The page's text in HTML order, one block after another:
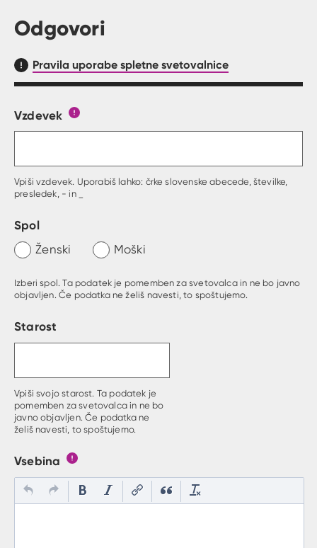
Odgovori
Pravila uporabe spletne svetovalnice
Obrazec, kjer lahko zastaviš vprašanje
Vzdevek
Vpiši vzdevek. Uporabiš lahko: črke slovenske abecede, številke,
presledek, - in _
Spol
Ženski Moški
Izberi spol. Ta podatek je pomemben za svetovalca in ne bo javno
objavljen. Če podatka ne želiš navesti, to spoštujemo.
Starost
Vpiši svojo starost. Ta podatek je
pomemben za svetovalca in ne bo
javno objavljen. Če podatka ne
želiš navesti, to spoštujemo.
Vsebina